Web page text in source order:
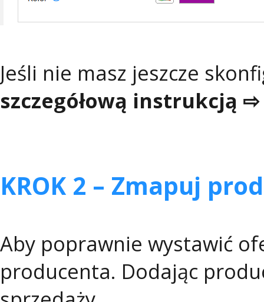
Jeśli nie masz jeszcze
szczegółową instrukcją ⇨
KROK 2 – Zmapuj
Aby poprawnie wystawić
producenta. Dodając